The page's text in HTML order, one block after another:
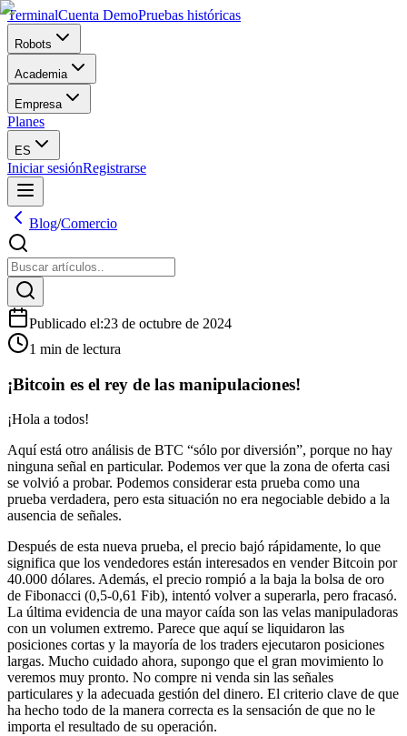
TerminalCuenta DemoPruebas históricas
Robots
Academia
Empresa
Planes
ES
Iniciar sesiónRegistrarse
Blog/Comercio
Publicado el:23 de octubre de 2024
1 min de lectura
¡Bitcoin es el rey de las manipulaciones!
¡Hola a todos!
Aquí está otro análisis de BTC “sólo por diversión”, porque no hay
ninguna señal en particular. Podemos ver que la zona de oferta casi
se volvió a probar. Podemos considerar esta prueba como una
prueba verdadera, pero esta situación no era negociable debido a la
ausencia de señales.
Después de esta nueva prueba, el precio bajó rápidamente, lo que
significa que los vendedores están interesados ​​en vender Bitcoin por
40.000 dólares. Además, el precio rompió a la baja la bolsa de oro
de Fibonacci (0,5-0,61 Fib), intentó volver a superarla, pero fracasó.
La última evidencia de una mayor caída son las velas manipuladoras
con un volumen extremo. Parece que aquí se liquidaron las
posiciones cortas y la mayoría de los traders ejecutaron posiciones
largas. Mucho cuidado ahora, supongo que el gran movimiento lo
veremos muy pronto. No compre ni venda sin las señales
particulares y la adecuada gestión del dinero. El criterio clave de que
ha hecho todo de la manera correcta es la sensación de que no le
importa el resultado de su operación.